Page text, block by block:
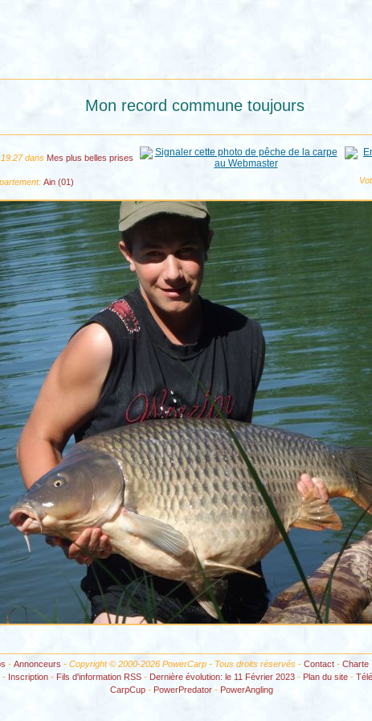
Mon record commune toujours
dans Mes plus belles prises
Ain (01)
- Annonceurs - Copyright © 2000-2026 PowerCarp - Tous droits réservés - Contact- Charte
- Inscription - Fils d'information RSS - Dernière évolution: le 11 Février 2023 - Plan du site -
CarpCup- PowerPredator- PowerAngling